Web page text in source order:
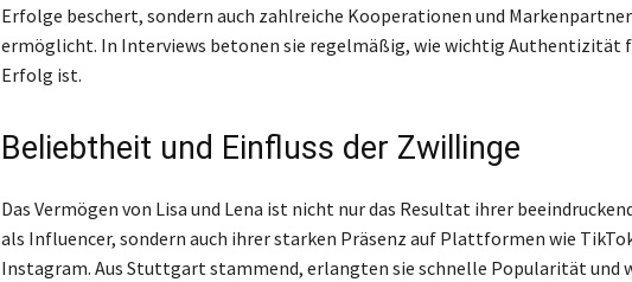
Erfolge beschert, sondern auch zahlreiche Kooperationen und
ermöglicht. In Interviews betonen sie regelmäßig, wie wichtig Authentizität
Erfolg ist.
Beliebtheit und Einfluss der Zwillinge
Das Vermögen von Lisa und Lena ist nicht nur das Resultat ihrer
als Influencer, sondern auch ihrer starken Präsenz auf Plattformen wie
Instagram. Aus Stuttgart stammend, erlangten sie schnelle Popularität und